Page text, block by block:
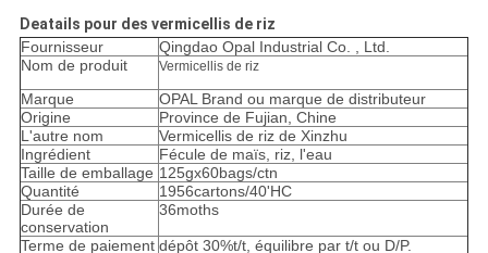
Deatails pour des vermicellis de riz
Fournisseur
Qingdao Opal Industrial Co. , Ltd.
Nom de produit
Vermicellis de riz
Marque
OPAL Brand ou marque de distributeur
Origine
Province de Fujian, Chine
L'autre nom
Vermicellis de riz de Xinzhu
Ingrédient
Fécule de maïs, riz, l'eau
Taille de emballage 125gx60bags/ctn
Quantité
1956cartons/40'HC
Durée de
conservation
36moths
Terme de paiement dépôt 30%t/t, équilibre par t/t ou D/P.